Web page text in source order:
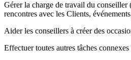
Gérer la charge de travail du conseiller
rencontres avec les Clients,
Aider les conseillers à créer des
Effectuer toutes autres tâches